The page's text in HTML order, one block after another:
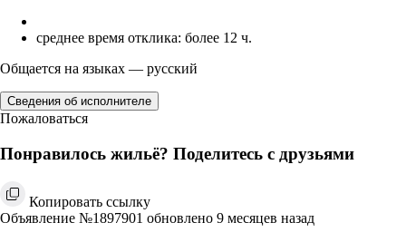
среднее время отклика: более 12 ч.
Общается на языках — русский
Сведения об исполнителе
Пожаловаться
Понравилось жильё? Поделитесь с друзьями
Копировать ссылку
Объявление №1897901 обновлено 9 месяцев назад